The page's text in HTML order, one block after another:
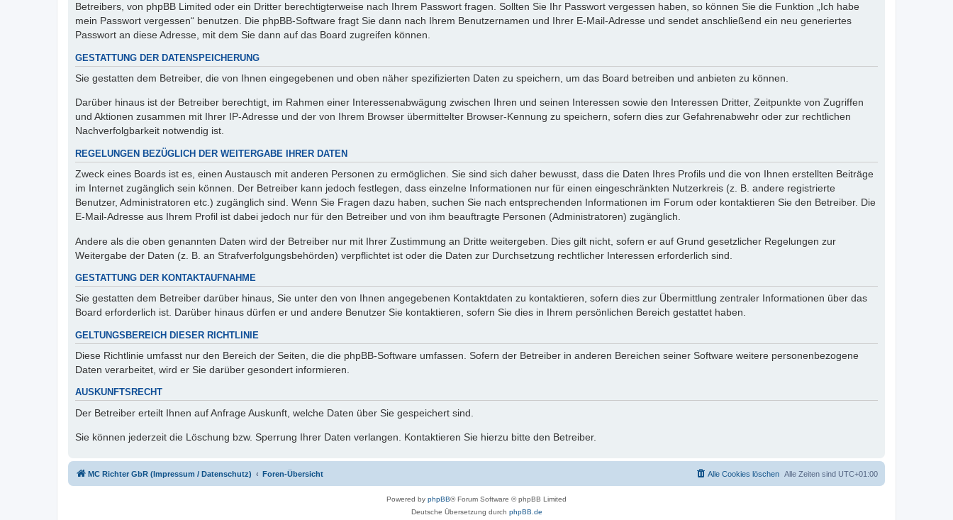
Betreibers, von phpBB Limited oder ein Dritter berechtigterweise nach Ihrem Passwort fragen. Sollten Sie Ihr Passwort vergessen haben, so können Sie die Funktion „Ich habe
mein Passwort vergessen“ benutzen. Die phpBB-Software fragt Sie dann nach Ihrem Benutzernamen und Ihrer E-Mail-Adresse und sendet anschließend ein neu generiertes
Passwort an diese Adresse, mit dem Sie dann auf das Board zugreifen können.
GESTATTUNG DER DATENSPEICHERUNG
Sie gestatten dem Betreiber, die von Ihnen eingegebenen und oben näher spezifizierten Daten zu speichern, um das Board betreiben und anbieten zu können.
Darüber hinaus ist der Betreiber berechtigt, im Rahmen einer Interessenabwägung zwischen Ihren und seinen Interessen sowie den Interessen Dritter, Zeitpunkte von Zugriffen
und Aktionen zusammen mit Ihrer IP-Adresse und der von Ihrem Browser übermittelter Browser-Kennung zu speichern, sofern dies zur Gefahrenabwehr oder zur rechtlichen
Nachverfolgbarkeit notwendig ist.
REGELUNGEN BEZÜGLICH DER WEITERGABE IHRER DATEN
Zweck eines Boards ist es, einen Austausch mit anderen Personen zu ermöglichen. Sie sind sich daher bewusst, dass die Daten Ihres Profils und die von Ihnen erstellten Beiträge
im Internet zugänglich sein können. Der Betreiber kann jedoch festlegen, dass einzelne Informationen nur für einen eingeschränkten Nutzerkreis (z. B. andere registrierte
Benutzer, Administratoren etc.) zugänglich sind. Wenn Sie Fragen dazu haben, suchen Sie nach entsprechenden Informationen im Forum oder kontaktieren Sie den Betreiber. Die
E-Mail-Adresse aus Ihrem Profil ist dabei jedoch nur für den Betreiber und von ihm beauftragte Personen (Administratoren) zugänglich.
Andere als die oben genannten Daten wird der Betreiber nur mit Ihrer Zustimmung an Dritte weitergeben. Dies gilt nicht, sofern er auf Grund gesetzlicher Regelungen zur
Weitergabe der Daten (z. B. an Strafverfolgungsbehörden) verpflichtet ist oder die Daten zur Durchsetzung rechtlicher Interessen erforderlich sind.
GESTATTUNG DER KONTAKTAUFNAHME
Sie gestatten dem Betreiber darüber hinaus, Sie unter den von Ihnen angegebenen Kontaktdaten zu kontaktieren, sofern dies zur Übermittlung zentraler Informationen über das
Board erforderlich ist. Darüber hinaus dürfen er und andere Benutzer Sie kontaktieren, sofern Sie dies in Ihrem persönlichen Bereich gestattet haben.
GELTUNGSBEREICH DIESER RICHTLINIE
Diese Richtlinie umfasst nur den Bereich der Seiten, die die phpBB-Software umfassen. Sofern der Betreiber in anderen Bereichen seiner Software weitere personenbezogene
Daten verarbeitet, wird er Sie darüber gesondert informieren.
AUSKUNFTSRECHT
Der Betreiber erteilt Ihnen auf Anfrage Auskunft, welche Daten über Sie gespeichert sind.
Sie können jederzeit die Löschung bzw. Sperrung Ihrer Daten verlangen. Kontaktieren Sie hierzu bitte den Betreiber.
MC Richter GbR (Impressum / Datenschutz) Foren-Übersicht Alle Zeiten sind UTC+01:00
Alle Cookies löschen
Powered by phpBB® Forum Software © phpBB Limited
Deutsche Übersetzung durch phpBB.de